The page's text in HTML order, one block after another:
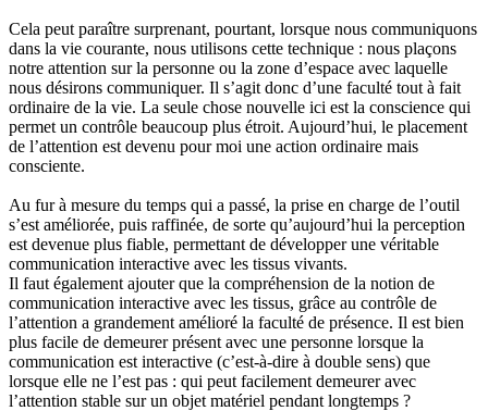
Cela peut paraître surprenant, pourtant, lorsque nous communiquons
dans la vie courante, nous utilisons cette technique : nous plaçons
notre attention sur la personne ou la zone d’espace avec laquelle
nous désirons communiquer. Il s’agit donc d’une faculté tout à fait
ordinaire de la vie. La seule chose nouvelle ici est la conscience qui
permet un contrôle beaucoup plus étroit. Aujourd’hui, le placement
de l’attention est devenu pour moi une action ordinaire mais
consciente.
Au fur à mesure du temps qui a passé, la prise en charge de l’outil
s’est améliorée, puis raffinée, de sorte qu’aujourd’hui la perception
est devenue plus fiable, permettant de développer une véritable
communication interactive avec les tissus vivants.
Il faut également ajouter que la compréhension de la notion de
communication interactive avec les tissus, grâce au contrôle de
l’attention a grandement amélioré la faculté de présence. Il est bien
plus facile de demeurer présent avec une personne lorsque la
communication est interactive (c’est-à-dire à double sens) que
lorsque elle ne l’est pas : qui peut facilement demeurer avec
l’attention stable sur un objet matériel pendant longtemps ?